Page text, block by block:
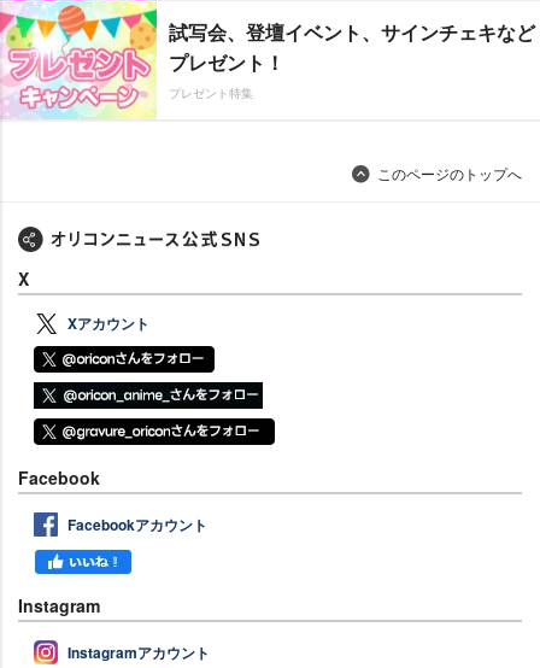
試写会、登壇イベント、サインチェキなど
プレゼント！
プレゼント特集
このページのトップへ
X
Xアカウント
Facebook
Facebookアカウント
Instagram
Instagramアカウント